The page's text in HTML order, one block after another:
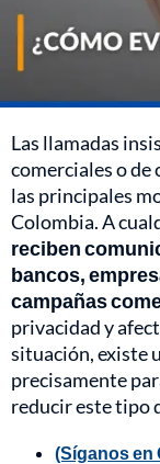
Las llamadas
comerciales o de
las principales
Colombia. A
reciben
bancos,
campañas
privacidad y
situación, existe
precisamente
reducir este tipo
(Síganos en